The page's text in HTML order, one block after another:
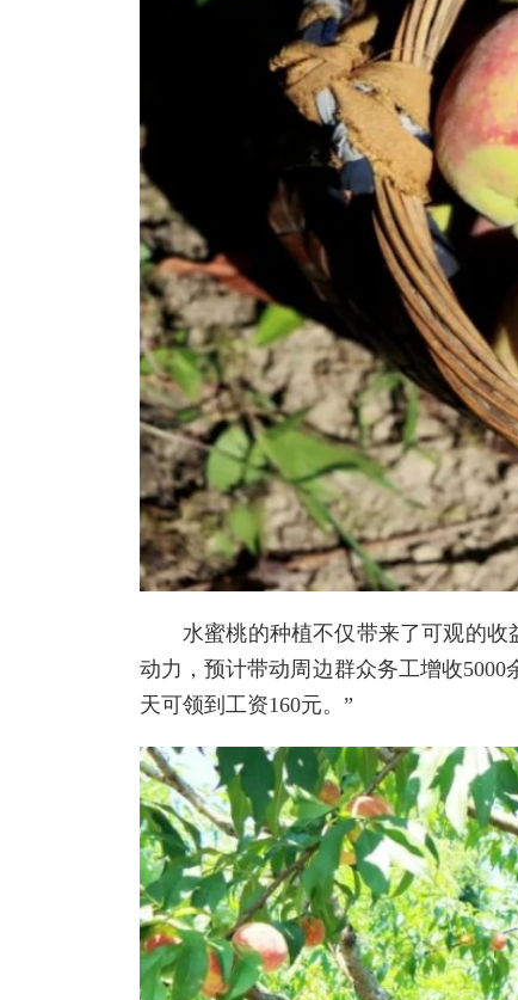
水蜜桃的种植不仅带来了可观的
动力，预计带动周边群众务工增收
天可领到工资160元。”